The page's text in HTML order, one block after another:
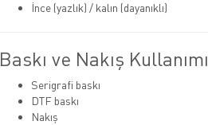
İnce (yazlık) / kalın (dayanıklı)
Baskı ve Nakış Kullanımı
Serigrafi baskı
DTF baskı
Nakış